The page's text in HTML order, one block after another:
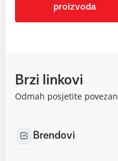
proizvoda
Brzi linkovi
Odmah posjetite
Brendovi